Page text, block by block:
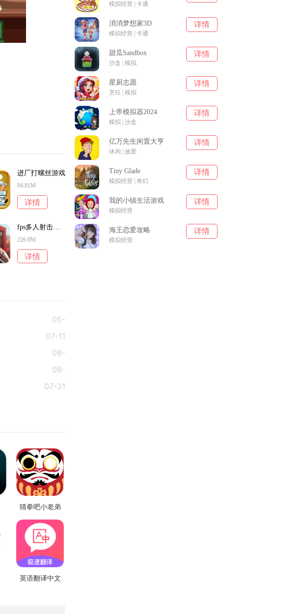
进厂打螺丝游戏
94.81M
详情
fps多人射击游戏2024
226.0M
详情
05-
13
07-11
08-
06
08-
04
07-31
猜拳吧小老弟
英语翻译中文
模拟经营 | 卡通
消消梦想家3D
模拟经营 | 卡通
详情
甜瓜Sandbox
沙盒 | 模拟
详情
星厨志愿
烹饪 | 模拟
详情
上帝模拟器2024
模拟 | 沙盒
详情
亿万先生闲置大亨
休闲 | 放置
详情
Tiny Glade
模拟经营 | 奇幻
详情
我的小镇生活游戏
模拟经营
详情
海王恋爱攻略
模拟经营
详情